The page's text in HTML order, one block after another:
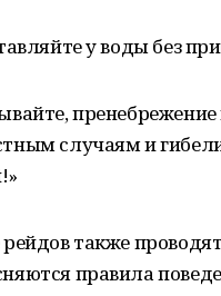
у воды без
случаям и
рейдов также
правила